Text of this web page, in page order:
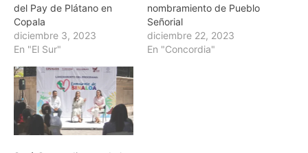
del Pay de Plátano en
Copala
diciembre 3, 2023
En "El Sur"
nombramiento de Pueblo
Señorial
diciembre 22, 2023
En "Concordia"